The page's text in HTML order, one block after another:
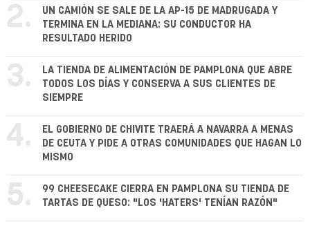
2.
UN CAMIÓN SE SALE DE LA AP-15 DE MADRUGADA Y
TERMINA EN LA MEDIANA: SU CONDUCTOR HA
RESULTADO HERIDO
3.
LA TIENDA DE ALIMENTACIÓN DE PAMPLONA QUE ABRE
TODOS LOS DÍAS Y CONSERVA A SUS CLIENTES DE
SIEMPRE
4.
EL GOBIERNO DE CHIVITE TRAERÁ A NAVARRA A MENAS
DE CEUTA Y PIDE A OTRAS COMUNIDADES QUE HAGAN LO
MISMO
5.
99 CHEESECAKE CIERRA EN PAMPLONA SU TIENDA DE
TARTAS DE QUESO: "LOS 'HATERS' TENÍAN RAZÓN"